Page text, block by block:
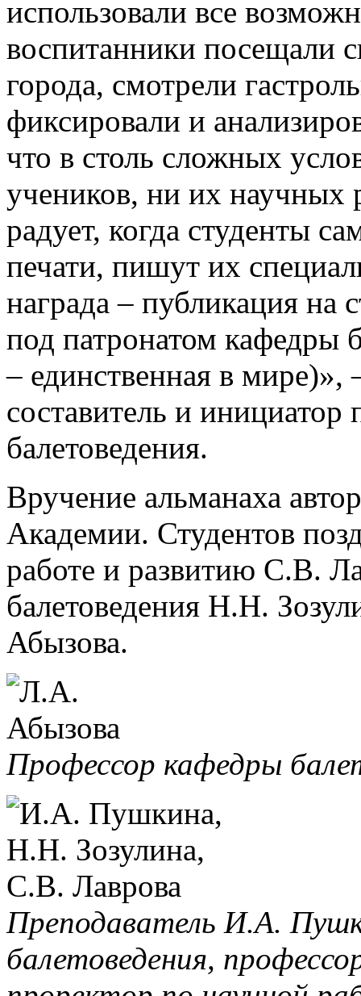
использовали все
воспитанники посещали
города, смотрели
фиксировали и
что в столь сложных
учеников, ни их научных
радует, когда студенты
печати, пишут их
награда – публикация на
под патронатом кафедры
– единственная в
составитель и
балетоведения.
Вручение альманаха
Академии. Студентов
работе и развитию С.В.
балетоведения Н.Н.
Абызова.
Профессор кафедры
Преподаватель И.А.
балетоведения,